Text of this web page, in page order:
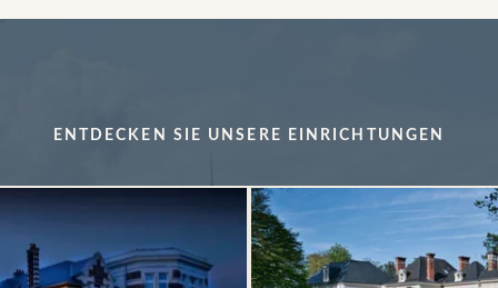
ENTDECKEN SIE UNSERE EINRICHTUNGEN